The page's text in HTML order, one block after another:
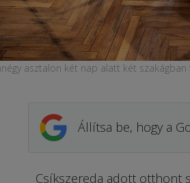
asztalon két nap alatt két
Állítsa be, hogy a
Csíkszereda adott otthont